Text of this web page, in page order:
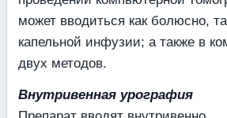
может вводиться как болюсно,
капельной инфузии; а также в
двух методов.
Внутривенная урография